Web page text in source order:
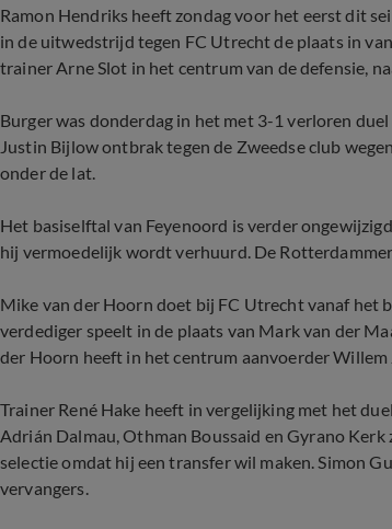
Ramon Hendriks heeft zondag voor het eerst dit
in de uitwedstrijd tegen FC Utrecht de plaats in
trainer Arne Slot in het centrum van de defensie,
Burger was donderdag in het met 3-1 verloren
Justin Bijlow ontbrak tegen de Zweedse club
onder de lat.
Het basiselftal van Feyenoord is verder
hij vermoedelijk wordt verhuurd. De
Mike van der Hoorn doet bij FC Utrecht vanaf het
verdediger speelt in de plaats van Mark van der
der Hoorn heeft in het centrum aanvoerder Willem
Trainer René Hake heeft in vergelijking met het
Adrián Dalmau, Othman Boussaid en Gyrano
selectie omdat hij een transfer wil maken. Simon
vervangers.